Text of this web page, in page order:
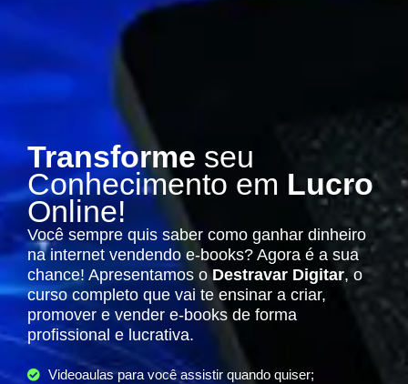
Transforme seu
Conhecimento em Lucro
Online!
Você sempre quis saber como ganhar dinheiro
na internet vendendo e-books? Agora é a sua
chance! Apresentamos oDestravar Digitar, o
curso completo que vai te ensinar a criar,
promover e vender e-books de forma
profissional e lucrativa.
Videoaulas para você assistir quando quiser;